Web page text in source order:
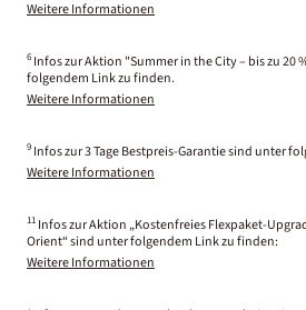
Weitere Informationen
6 Infos zur Aktion "Summer in the City – bis zu 20
folgendem Link zu finden.
Weitere Informationen
9 Infos zur 3 Tage Bestpreis-Garantie sind unter
Weitere Informationen
11 Infos zur Aktion „Kostenfreies Flexpaket-
Orient“ sind unter folgendem Link zu finden:
Weitere Informationen